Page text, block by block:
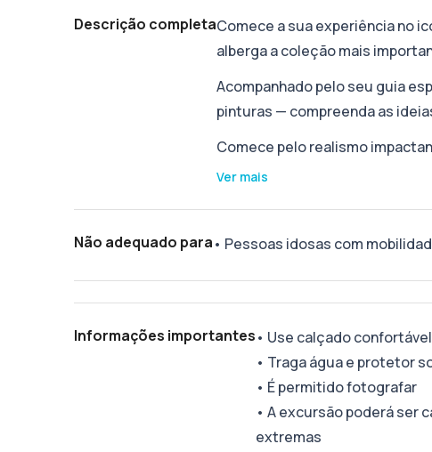
Descrição completaComece a sua experiência no
alberga a coleção mais
Acompanhado pelo seu guia
pinturas — compreenda as
Comece pelo realismo
Ver mais
Não adequado para• Pessoas idosas com
Informações importantes• Use calçado
• Traga água e protetor
• É permitido fotografar
•A excursão poderá ser
extremas